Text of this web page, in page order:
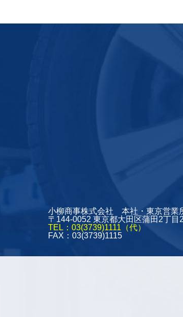
小柳商事株式会社 本社・東京営業
〒144-0052 東京都大田区蒲田2丁目
TEL：03(3739)1111（代）
FAX：03(3739)1115